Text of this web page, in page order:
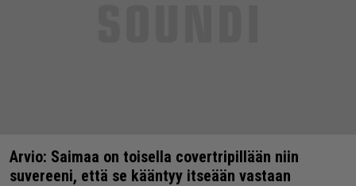
Arvio: Saimaa on toisella covertripillään niin
suvereeni, että se kääntyy itseään vastaan